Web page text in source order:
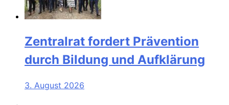
Zentralrat fordert Prävention
durch Bildung und Aufklärung
3. August 2026